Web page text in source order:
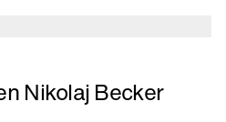
Nikolaj Becker